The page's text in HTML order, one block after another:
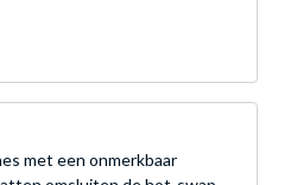
met een onmerkbaar